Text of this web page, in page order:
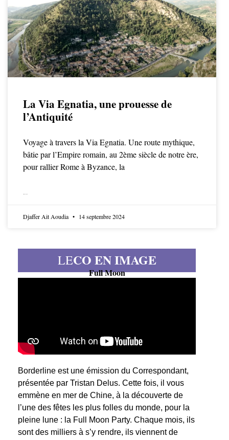
La Via Egnatia, une prouesse de
l’Antiquité
Voyage à travers la Via Egnatia. Une route mythique,
bâtie par l’Empire romain, au 2ème siècle de notre ère,
pour rallier Rome à Byzance, la
Djaffer Ait Aoudia 14 septembre 2024
LECO EN IMAGE
Full Moon
Borderline est une émission du Correspondant,
présentée par Tristan Delus. Cette fois, il vous
emmène en mer de Chine, à la découverte de
l’une des fêtes les plus folles du monde, pour la
pleine lune : la Full Moon Party. Chaque mois, ils
sont des milliers à s’y rendre, ils viennent de